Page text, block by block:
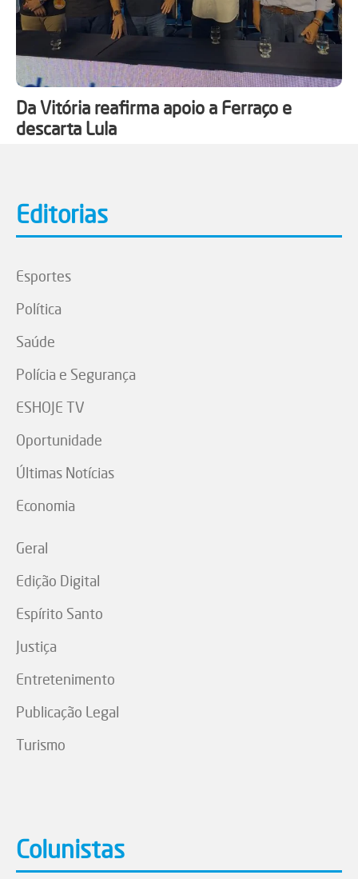
Da Vitória reafirma apoio a Ferraço e
descarta Lula
Editorias
Esportes
Política
Saúde
Polícia e Segurança
ESHOJE TV
Oportunidade
Últimas Notícias
Economia
Geral
Edição Digital
Espírito Santo
Justiça
Entretenimento
Publicação Legal
Turismo
Colunistas